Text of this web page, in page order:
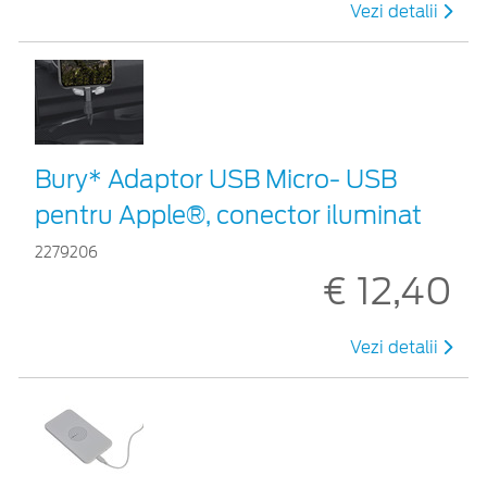
Vezi detalii
Bury* Adaptor USB Micro- USB
pentru Apple®, conector iluminat
2279206
€ 12,40
Vezi detalii